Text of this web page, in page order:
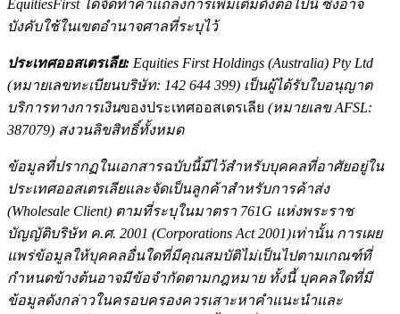
EquitiesFirst ได้จัดทำคำแถลงการเพิ่มเติมดังต่อไปนี้ ซึ่งอาจ
บังคับใช้ในเขตอำนาจศาลที่ระบุไว้
ประเทศออสเตรเลีย: Equities First Holdings (Australia) Pty Ltd
(หมายเลขทะเบียนบริษัท: 142 644 399) เป็นผู้ได้รับใบอนุญาต
บริการทางการเงินของประเทศออสเตรเลีย (หมายเลข AFSL:
387079) สงวนลิขสิทธิ์ทั้งหมด
ข้อมูลที่ปรากฏในเอกสารฉบับนี้มีไว้สำหรับบุคคลที่อาศัยอยู่ใน
ประเทศออสเตรเลียและจัดเป็นลูกค้าสำหรับการค้าส่ง
(Wholesale Client) ตามที่ระบุในมาตรา 761G แห่งพระราช
บัญญัติบริษัท ค.ศ. 2001 (Corporations Act 2001)เท่านั้น การเผย
แพร่ข้อมูลให้บุคคลอื่นใดที่มีคุณสมบัติไม่เป็นไปตามเกณฑ์ที่
กำหนดข้างต้นอาจมีข้อจำกัดตามกฎหมาย ทั้งนี้ บุคคลใดที่มี
ข้อมูลดังกล่าวในครอบครองควรเสาะหาคำแนะนำและ